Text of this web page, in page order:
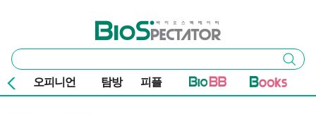
바이오스펙테이터
통
합
검
색
검색
오피니언 탐방 피플